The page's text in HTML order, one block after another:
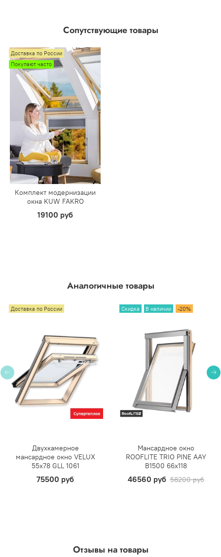
Сопутствующие товары
Доставка по России
Покупают часто
Комплект модернизации
окна KUW FAKRO
19100 руб
Аналогичные товары
Доставка по России
Двухкамерное
мансардное окно VELUX
55х78 GLL 1061
75500 руб
Скидка В наличии -20%
Мансардное окно
ROOFLITE TRIO PINE AAY
B1500 66х118
46560 руб 58200 руб
Отзывы на товары